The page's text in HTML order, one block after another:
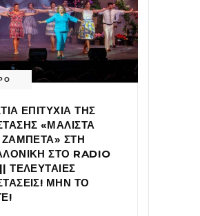
ΕΠΙΤΥΧΙΑ ΤΗΣ
«ΜΑΛΙΣΤΑ
ΖΑΜΠΕΤΑ» ΣΤΗ
ΣΤΟ RADIO
ΤΕΛΕΥΤΑΙΕΣ
ΜΗΝ ΤΟ